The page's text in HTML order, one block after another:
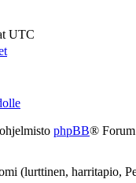
UTC
phpBB®
(lurttinen, harritapio,